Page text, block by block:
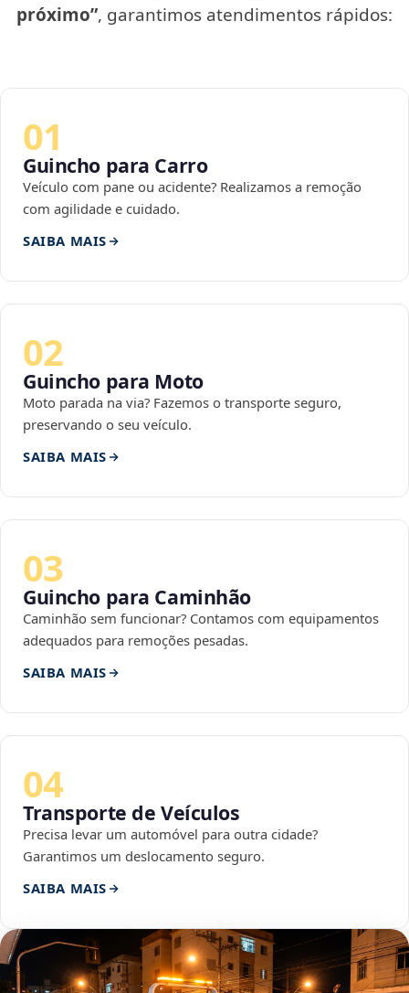
próximo”, garantimos atendimentos rápidos:
01
Guincho para Carro
Veículo com pane ou acidente? Realizamos a remoção
com agilidade e cuidado.
SAIBA MAIS
02
Guincho para Moto
Moto parada na via? Fazemos o transporte seguro,
preservando o seu veículo.
SAIBA MAIS
03
Guincho para Caminhão
Caminhão sem funcionar? Contamos com equipamentos
adequados para remoções pesadas.
SAIBA MAIS
04
Transporte de Veículos
Precisa levar um automóvel para outra cidade?
Garantimos um deslocamento seguro.
SAIBA MAIS